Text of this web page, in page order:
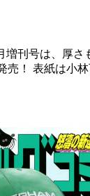
増刊号は、厚さ
売！ 表紙は小林